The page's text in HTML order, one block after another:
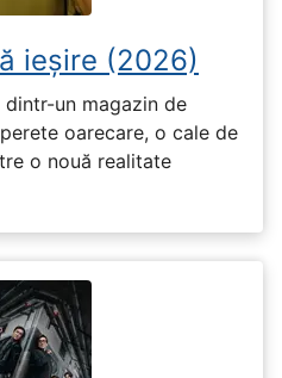
ieșire (2026)
un magazin de
oarecare, o cale de
o nouă realitate